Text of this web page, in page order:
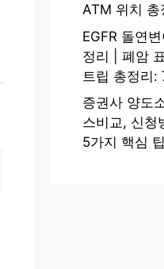
ATM 위치 총
EGFR 돌연
정리 | 폐암
트립 총정리:
증권사 양도
스비교, 신청
5가지 핵심 팁